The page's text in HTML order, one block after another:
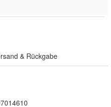
& Rückgabe